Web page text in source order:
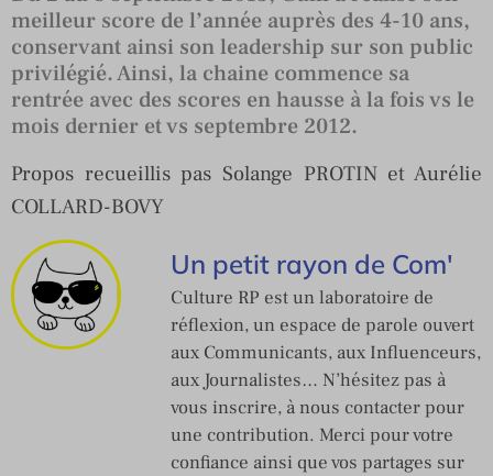
meilleur score de l’année auprès des 4-10 ans,
conservant ainsi son leadership sur son public
privilégié. Ainsi, la chaine commence sa
rentrée avec des scores en hausse à la fois vs le
mois dernier et vs septembre 2012.
Propos recueillis pas Solange PROTIN et Aurélie
COLLARD-BOVY
Un petit rayon de Com'
Culture RP est un laboratoire de
réflexion, un espace de parole ouvert
aux Communicants, aux Influenceurs,
aux Journalistes… N’hésitez pas à
vous inscrire, à nous contacter pour
une contribution. Merci pour votre
confiance ainsi que vos partages sur